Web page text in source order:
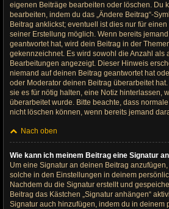
eigenen Beiträge bearbeiten oder löschen. Du
bearbeiten, indem du das „Ändere Beitrag“-
Beitrag anklickst; eventuell ist dies nur für
seiner Erstellung möglich. Wenn bereits
geantwortet hat, wird dein Beitrag in der
gekennzeichnet. Es wird sowohl die Anzahl als
Bearbeitungen angezeigt. Dieser Hinweis
niemand auf deinen Beitrag geantwortet hat
oder Moderator deinen Beitrag überarbeitet
sie es für nötig halten, eine Notiz hinterlassen,
überarbeitet wurde. Bitte beachte, dass
nicht löschen können, wenn bereits jemand
Nach oben
Wie kann ich meinem Beitrag eine Signatur
Um eine Signatur an deinen Beitrag
solche in den Einstellungen in deinem
Nachdem du die Signatur erstellt und
Beitrag das Kästchen „Signatur anhängen“
Signatur auch hinzufügen, indem du in deinem